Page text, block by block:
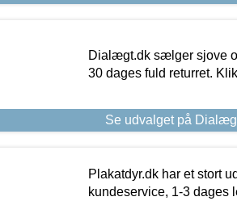
Dialægt.dk sælger sjove
30 dages fuld returret.
Se udvalget på
Plakatdyr.dk har et stort
kundeservice, 1-3 dages